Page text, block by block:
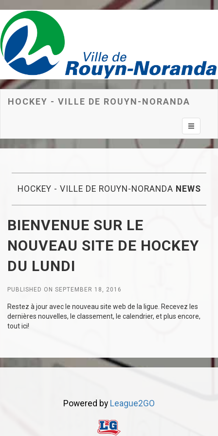
HOCKEY - VILLE DE ROUYN-NORANDA
Toggle
HOCKEY - VILLE DE ROUYN-NORANDA NEWS
BIENVENUE SUR LE
NOUVEAU SITE DE HOCKEY
DU LUNDI
PUBLISHED ON SEPTEMBER 18, 2016
Restez à jour avec le nouveau site web de la ligue. Recevez les
dernières nouvelles, le classement, le calendrier, et plus encore,
tout ici!
Powered by League2GO